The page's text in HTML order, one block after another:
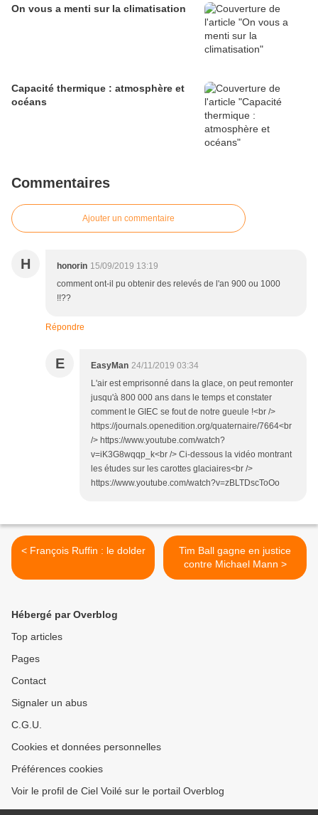
On vous a menti sur la climatisation
Capacité thermique : atmosphère et
océans
Commentaires
Ajouter un commentaire
H honorin 15/09/2019 13:19
comment ont-il pu obtenir des relevés de l'an 900 ou 1000
!!??
Répondre
E EasyMan 24/11/2019 03:34
L'air est emprisonné dans la glace, on peut remonter
jusqu'à 800 000 ans dans le temps et constater
comment le GIEC se fout de notre gueule !<br />
https://journals.openedition.org/quaternaire/7664<br
/> https://www.youtube.com/watch?
v=iK3G8wqqp_k<br /> Ci-dessous la vidéo montrant
les études sur les carottes glaciaires<br />
https://www.youtube.com/watch?v=zBLTDscToOo
< François Ruffin : le dolder
Tim Ball gagne en justice
contre Michael Mann >
Hébergé par Overblog
Top articles
Pages
Contact
Signaler un abus
C.G.U.
Cookies et données personnelles
Préférences cookies
Voir le profil de Ciel Voilé sur le portail Overblog